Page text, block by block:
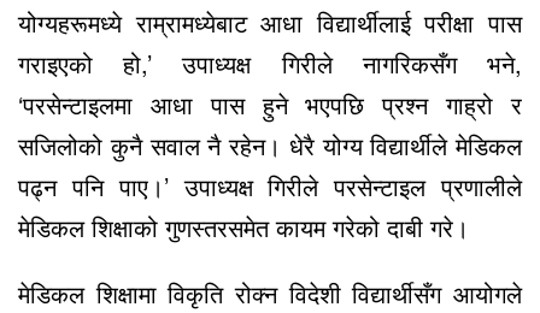
योग्यहरूमध्ये राम्रामध्येबाट आधा विद्यार्थीलाई परीक्षा पास
गराइएको हो,’ उपाध्यक्ष गिरीले नागरिकसँग भने,
‘परसेन्टाइलमा आधा पास हुने भएपछि प्रश्न गाह्रो र
सजिलोको कुनै सवाल नै रहेन। धेरै योग्य विद्यार्थीले मेडिकल
पढ्न पनि पाए।’ उपाध्यक्ष गिरीले परसेन्टाइल प्रणालीले
मेडिकल शिक्षाको गुणस्तरसमेत कायम गरेको दाबी गरे।
मेडिकल शिक्षामा विकृति रोक्न विदेशी विद्यार्थीसँग आयोगले